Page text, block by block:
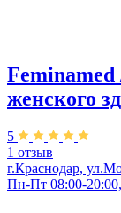
женского
5
1 отзыв
г.Краснодар,
Пн-Пт 08:00-